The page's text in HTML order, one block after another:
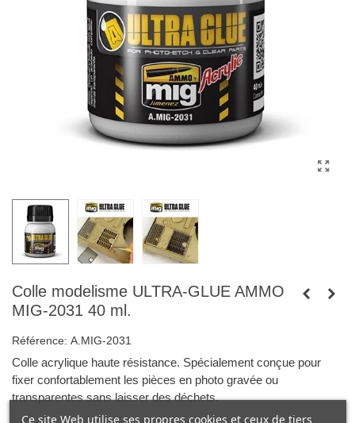
Colle modelisme ULTRA-GLUE AMMO
MIG-2031 40 ml.
Référence: A.MIG-2031
Colle acrylique haute résistance. Spécialement conçue pour
fixer confortablement les pièces en photo gravée ou
transparentes sans laisser des déchets.
Ce site Web utilise ses propres cookies et ceux de tiers